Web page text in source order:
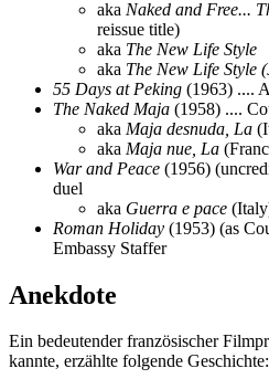
aka Naked and Free...
reissue title)
aka The New Life Style
aka The New Life Style
55 Days at Peking (1963) ....
The Naked Maja (1958) ....
aka Maja desnuda, La
aka Maja nue, La
War and Peace (1956)
duel
aka Guerra e pace
Roman Holiday (1953) (as
Embassy Staffer
Anekdote
Ein bedeutender französischer
kannte, erzählte folgende Geschichte: